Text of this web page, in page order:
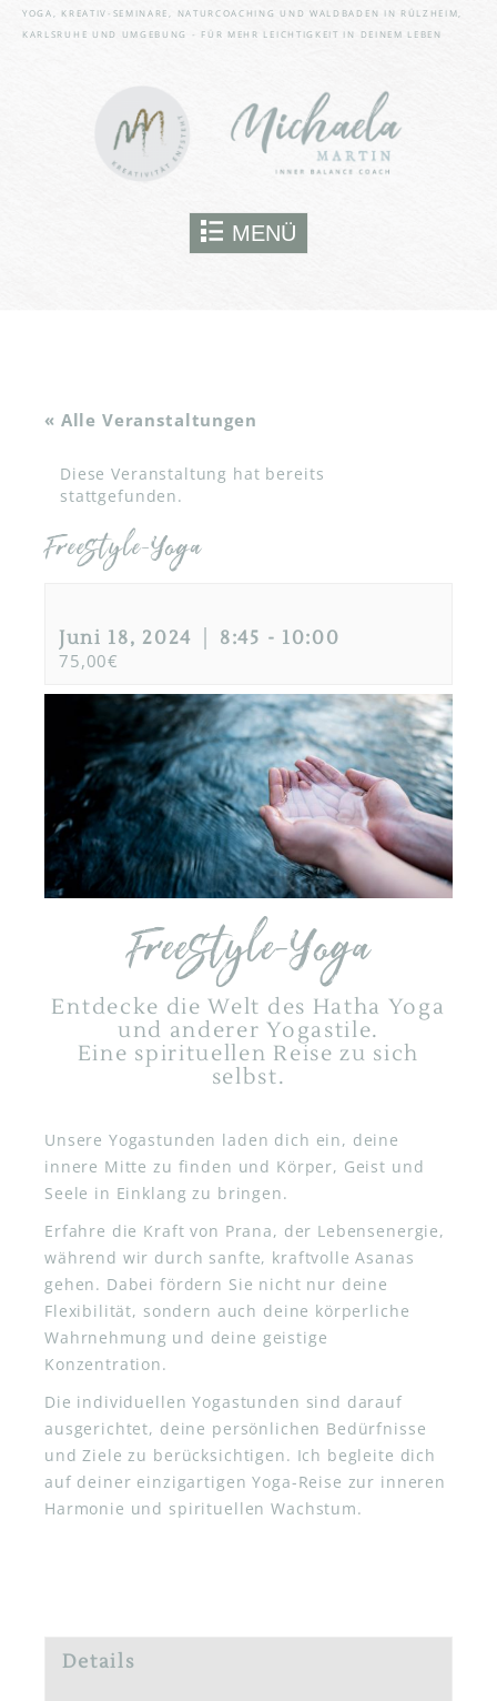
YOGA, KREATIV-SEMINARE, NATURCOACHING UND WALDBADEN IN RÜLZHEIM,
KARLSRUHE UND UMGEBUNG - FÜR MEHR LEICHTIGKEIT IN DEINEM LEBEN
MENÜ
Skip to content
« Alle Veranstaltungen
Diese Veranstaltung hat bereits
stattgefunden.
Freestyle-Yoga
Juni 18, 2024 │ 8:45 - 10:00
75,00€
Freestyle-Yoga
Entdecke die Welt des Hatha Yoga
und anderer Yogastile.
Eine spirituellen Reise zu sich
selbst.
Unsere Yogastunden laden dich ein, deine
innere Mitte zu finden und Körper, Geist und
Seele in Einklang zu bringen.
Erfahre die Kraft von Prana, der Lebensenergie,
während wir durch sanfte, kraftvolle Asanas
gehen. Dabei fördern Sie nicht nur deine
Flexibilität, sondern auch deine körperliche
Wahrnehmung und deine geistige
Konzentration.
Die individuellen Yogastunden sind darauf
ausgerichtet, deine persönlichen Bedürfnisse
und Ziele zu berücksichtigen. Ich begleite dich
auf deiner einzigartigen Yoga-Reise zur inneren
Harmonie und spirituellen Wachstum.
Details
bestimmte Funktionen der
Website wie den Zugriff auf
wesentliche Teile der Website
nicht genutzt werden.
Immer aktiv